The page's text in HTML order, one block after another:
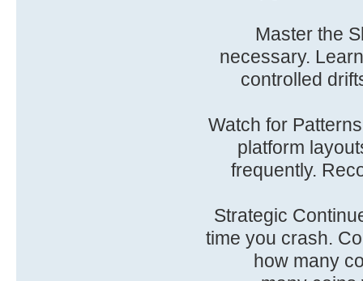
• Master the
necessary.
controlled
• Watch for
platform
frequently.
• Strategic
time you crash.
how many